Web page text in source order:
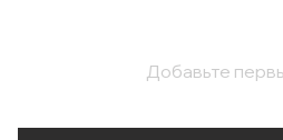
Добавьте